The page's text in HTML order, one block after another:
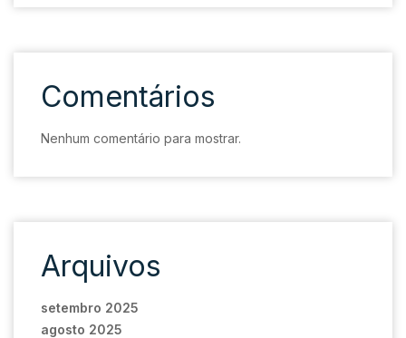
Comentários
Nenhum comentário para mostrar.
Arquivos
setembro 2025
agosto 2025